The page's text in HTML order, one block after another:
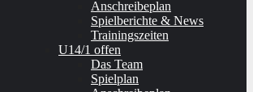
Anschreibeplan
Spielberichte & News
Trainingszeiten
U14/1 offen
Das Team
Spielplan